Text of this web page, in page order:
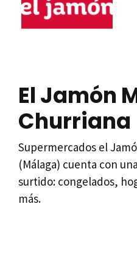
El Jamón
Churriana
Supermercados el
(Málaga) cuenta con
surtido: congelados,
más.